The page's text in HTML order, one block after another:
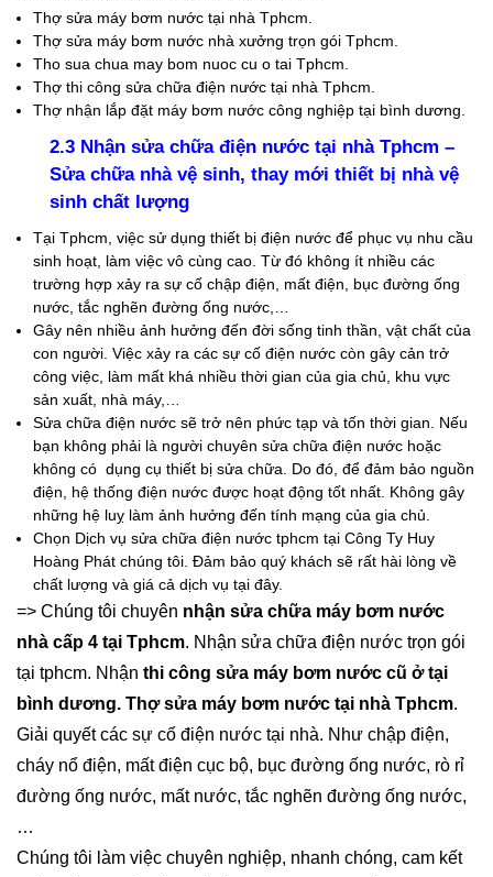
Thợ sửa máy bơm nước tại nhà Tphcm.
Thợ sửa máy bơm nước nhà xưởng trọn gói Tphcm.
Tho sua chua may bom nuoc cu o tai Tphcm.
Thợ thi công sửa chữa điện nước tại nhà Tphcm.
Thợ nhận lắp đặt máy bơm nước công nghiệp tại bình dương.
2.3 Nhận sửa chữa điện nước tại nhà Tphcm –
Sửa chữa nhà vệ sinh, thay mới thiết bị nhà vệ
sinh chất lượng
Tại Tphcm, việc sử dụng thiết bị điện nước để phục vụ nhu cầu
sinh hoạt, làm việc vô cùng cao. Từ đó không ít nhiều các
trường hợp xảy ra sự cố chập điện, mất điện, bục đường ống
nước, tắc nghẽn đường ống nước,…
Gây nên nhiều ảnh hưởng đến đời sống tinh thần, vật chất của
con người. Việc xảy ra các sự cố điện nước còn gây cản trở
công việc, làm mất khá nhiều thời gian của gia chủ, khu vực
sản xuất, nhà máy,…
Sửa chữa điện nước sẽ trở nên phức tạp và tốn thời gian. Nếu
bạn không phải là người chuyên sửa chữa điện nước hoặc
không có dụng cụ thiết bị sửa chữa. Do đó, để đảm bảo nguồn
điện, hệ thống điện nước được hoạt động tốt nhất. Không gây
những hệ luỵ làm ảnh hưởng đến tính mạng của gia chủ.
Chọn Dịch vụ sửa chữa điện nước tphcm tại Công Ty Huy
Hoàng Phát chúng tôi. Đảm bảo quý khách sẽ rất hài lòng về
chất lượng và giá cả dịch vụ tại đây.
=> Chúng tôi chuyên nhận sửa chữa máy bơm nước
nhà cấp 4 tại Tphcm. Nhận sửa chữa điện nước trọn gói
tại tphcm. Nhận thi công sửa máy bơm nước cũ ở tại
bình dương. Thợ sửa máy bơm nước tại nhà Tphcm.
Giải quyết các sự cố điện nước tại nhà. Như chập điện,
cháy nổ điện, mất điện cục bộ, bục đường ống nước, rò rỉ
đường ống nước, mất nước, tắc nghẽn đường ống nước,
…
Chúng tôi làm việc chuyên nghiệp, nhanh chóng, cam kết